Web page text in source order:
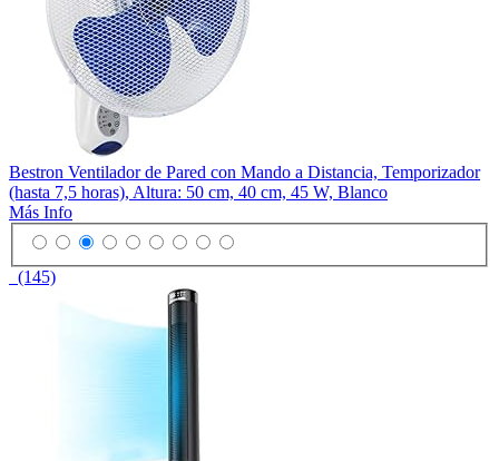
Bestron Ventilador de Pared con Mando a Distancia, Temporizador
(hasta 7,5 horas), Altura: 50 cm, 40 cm, 45 W, Blanco
Más Info
(145)